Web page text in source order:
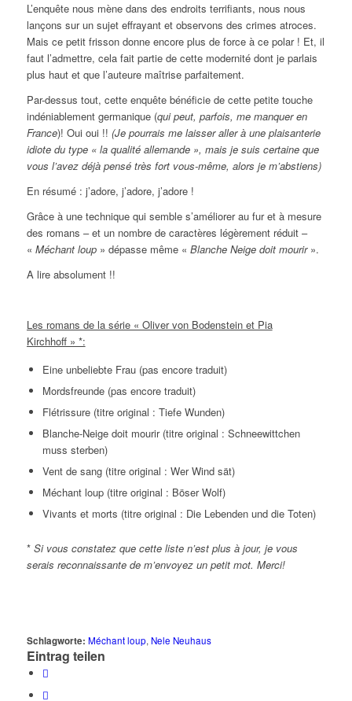
L’enquête nous mène dans des endroits terrifiants, nous nous
lançons sur un sujet effrayant et observons des crimes atroces.
Mais ce petit frisson donne encore plus de force à ce polar ! Et, il
faut l’admettre, cela fait partie de cette modernité dont je parlais
plus haut et que l’auteure maîtrise parfaitement.
Par-dessus tout, cette enquête bénéficie de cette petite touche
indéniablement germanique (qui peut, parfois, me manquer en
France)! Oui oui !! (Je pourrais me laisser aller à une plaisanterie
idiote du type « la qualité allemande », mais je suis certaine que
vous l’avez déjà pensé très fort vous-même, alors je m’abstiens)
En résumé : j’adore, j’adore, j’adore !
Grâce à une technique qui semble s’améliorer au fur et à mesure
des romans – et un nombre de caractères légèrement réduit –
« Méchant loup » dépasse même « Blanche Neige doit mourir ».
A lire absolument !!
Les romans de la série « Oliver von Bodenstein et Pia
Kirchhoff » *:
Eine unbeliebte Frau (pas encore traduit)
Mordsfreunde (pas encore traduit)
Flétrissure (titre original : Tiefe Wunden)
Blanche-Neige doit mourir (titre original : Schneewittchen
muss sterben)
Vent de sang (titre original : Wer Wind sät)
Méchant loup (titre original : Böser Wolf)
Vivants et morts (titre original : Die Lebenden und die Toten)
* Si vous constatez que cette liste n’est plus à jour, je vous
serais reconnaissante de m’envoyez un petit mot. Merci!
Schlagworte: Méchant loup, Nele Neuhaus
Eintrag teilen